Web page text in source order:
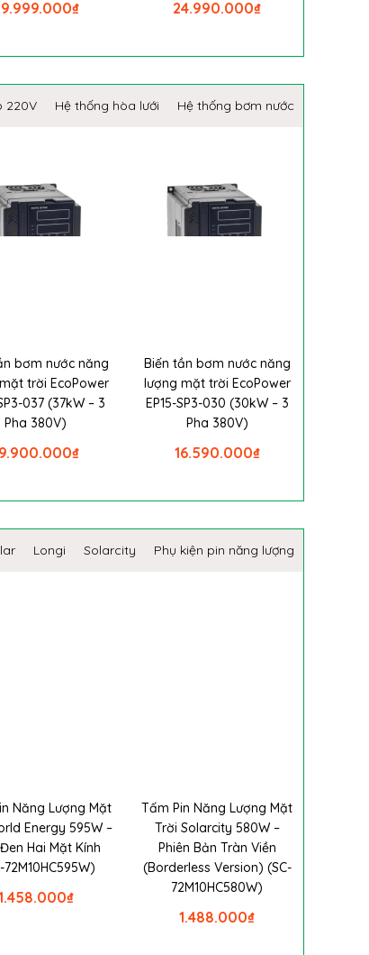
₫ ₫
24.990.000
220V Hệ thống hòa lưới Hệ thống bơm nước
bơm nước năng
trời EcoPower
037 (37kW – 3
Pha 380V)
₫
Biến tần bơm nước năng
lượng mặt trời EcoPower
EP15-SP3-030 (30kW – 3
Pha 380V)
₫
16.590.000
Longi Solarcity Phụ kiện pin năng lượng
Năng Lượng Mặt
Energy 595W –
Hai Mặt Kính
72M10HC595W)
₫
Tấm Pin Năng Lượng Mặt
Trời Solarcity 580W –
Phiên Bản Tràn Viền
(Borderless Version) (SC-
72M10HC580W)
₫
1.488.000